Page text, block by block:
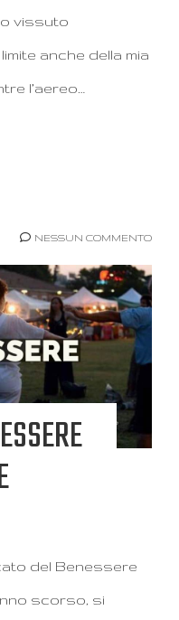
vissuto
anche della mia
l’aereo…
NESSUN COMMENTO
del Benessere
scorso, si